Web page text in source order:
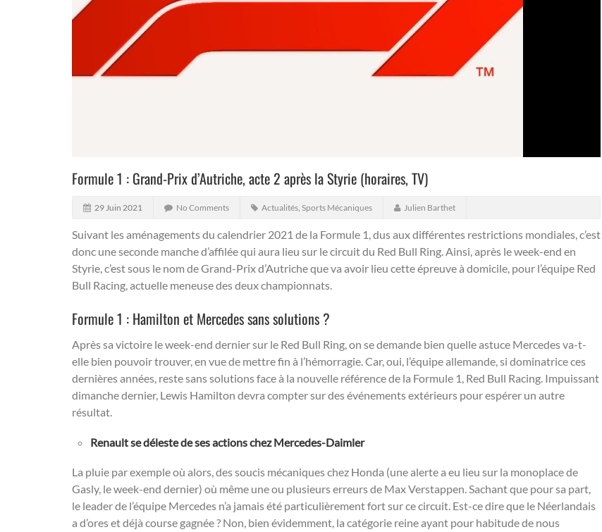
Formule 1 : Grand-Prix d’Autriche, acte 2 après la Styrie (horaires, TV)
29 Juin 2021 No Comments Actualités, Sports Mécaniques Julien Barthet
Suivant les aménagements du calendrier 2021 de la Formule 1, dus aux différentes restrictions mondiales, c’est
donc une seconde manche d’affilée qui aura lieu sur le circuit du Red Bull Ring.Ainsi, après le week-end en
Styrie, c’est sous le nom de Grand-Prix d’Autriche que va avoir lieu cette épreuve à domicile, pour l’équipe Red
Bull Racing, actuelle meneuse des deux championnats.
Formule 1 : Hamilton et Mercedes sans solutions ?
Après sa victoire le week-end dernier sur le Red Bull Ring, on se demande bien quelle astuce Mercedes va-t-
elle bien pouvoir trouver, en vue de mettre fin à l’hémorragie. Car, oui, l’équipe allemande, si dominatrice ces
dernières années, reste sans solutions face à la nouvelle référence de la Formule 1, Red Bull Racing. Impuissant
dimanche dernier, Lewis Hamilton devra compter sur des événements extérieurs pour espérer un autre
résultat.
Renault se déleste de ses actions chez Mercedes-Daimler
La pluie par exemple où alors, des soucis mécaniques chez Honda (une alerte a eu lieu sur la monoplace de
Gasly, le week-end dernier) où même une ou plusieurs erreurs de Max Verstappen. Sachant que pour sa part,
le leader de l’équipe Mercedes n’a jamais été particulièrement fort sur ce circuit. Est-ce dire que le Néerlandais
a d’ores et déjà course gagnée ? Non, bien évidemment, la catégorie reine ayant pour habitude de nous